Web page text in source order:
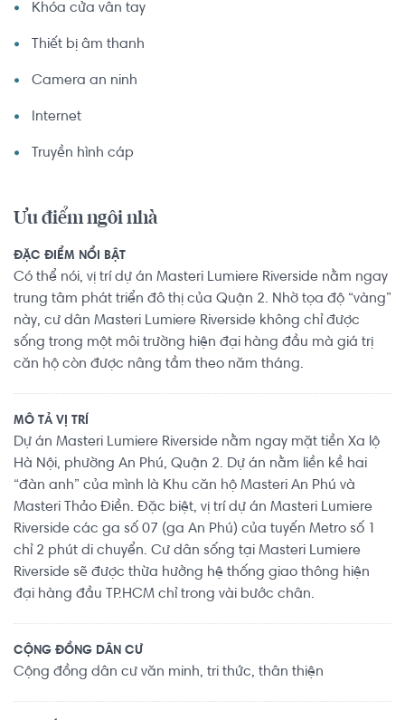
Khóa cửa vân tay
Thiết bị âm thanh
Camera an ninh
Internet
Truyền hình cáp
Ưu điểm ngôi nhà
ĐẶC ĐIỂM NỔI BẬT
Có thể nói, vị trí dự án Masteri Lumiere Riverside nằm ngay
trung tâm phát triển đô thị của Quận 2. Nhờ tọa độ “vàng”
này, cư dân Masteri Lumiere Riverside không chỉ được
sống trong một môi trường hiện đại hàng đầu mà giá trị
căn hộ còn được nâng tầm theo năm tháng.
MÔ TẢ VỊ TRÍ
Dự án Masteri Lumiere Riverside nằm ngay mặt tiền Xa lộ
Hà Nội, phường An Phú, Quận 2. Dự án nằm liền kề hai
“đàn anh” của mình là Khu căn hộ Masteri An Phú và
Masteri Thảo Điền. Đặc biệt, vị trí dự án Masteri Lumiere
Riverside các ga số 07 (ga An Phú) của tuyến Metro số 1
chỉ 2 phút di chuyển. Cư dân sống tại Masteri Lumiere
Riverside sẽ được thừa hưởng hệ thống giao thông hiện
đại hàng đầu TP.HCM chỉ trong vài bước chân.
CỘNG ĐỒNG DÂN CƯ
Cộng đồng dân cư văn minh, tri thức, thân thiện